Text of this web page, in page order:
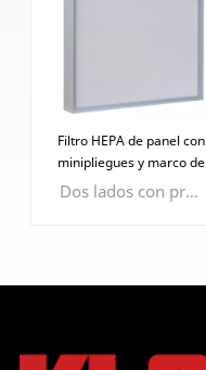
Filtro HEPA de panel con
minipliegues y marco de
borde afilado
Dos lados con protector facial de epoxi para proteger el medio filtrante.